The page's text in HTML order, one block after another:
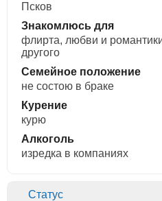
Псков
Знакомлюсь для
флирта, любви и
другого
Семейное положение
не состою в браке
Курение
курю
Алкоголь
изредка в компаниях
Статус